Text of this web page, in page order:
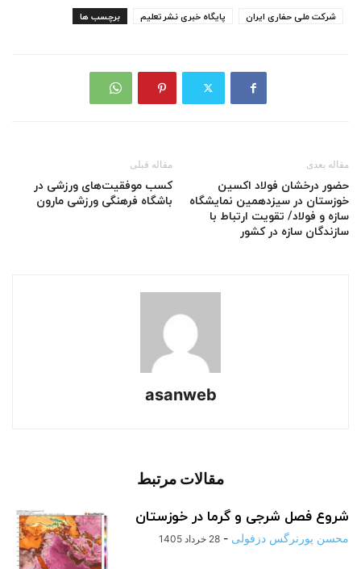
برچسب ها پایگاه خبری نشرتعلیم شرکت ملی حفاری ایران
مقاله قبلی
کسب موفقیت‌های ورزشی در
باشگاه فرهنگی ورزشی مارون
مقاله بعدی
حضور درخشان فولاد اکسین
خوزستان در سیزدهمین نمایشگاه
سازه و فولاد/ تقویت ارتباط با
سازندگان سازه در کشور
asanweb
مقالات مرتبط
شروع فصل شرجی و گرما در خوزستان
محسن پورنرگس دزفولی - 28 خرداد 1405